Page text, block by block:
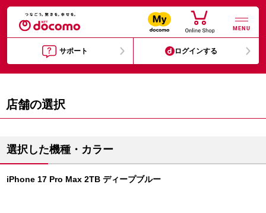
MENU
サポート ログインする
店舗の選択
選択した機種・カラー
iPhone 17 Pro Max 2TB ディープブルー